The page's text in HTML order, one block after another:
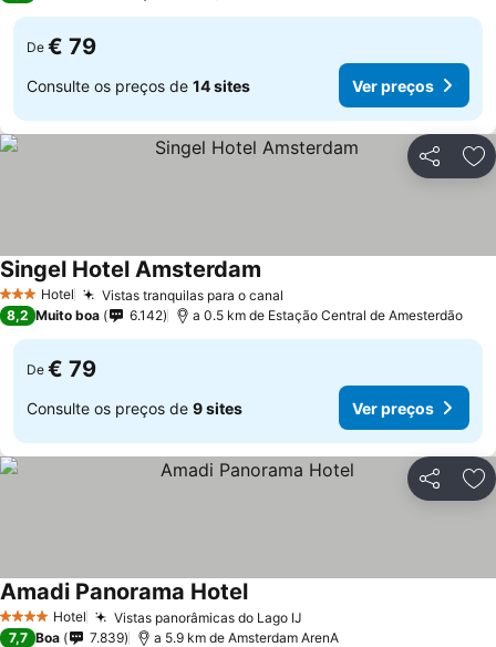
De € 79
Consulte os preços de 14 sites Ver preços
Partilhar
3 EstrelasHotel Vistas tranquilas para o canal
Singel Hotel Amsterdam
8,2 Muito boa 6.142 a 0.5 km de Estação Central de Amesterdão
De € 79
Consulte os preços de 9 sites Ver preços
Partilhar
4 EstrelasHotel Vistas panorâmicas do Lago IJ
Amadi Panorama Hotel
7,7 Boa 7.839 a 5.9 km de Amsterdam ArenA